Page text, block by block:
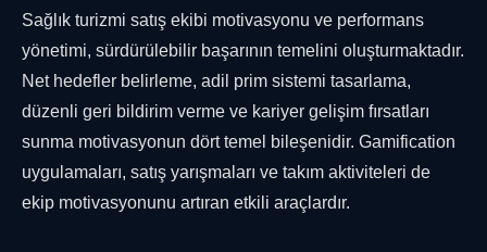
Sağlık turizmi satış ekibi motivasyonu ve performans
yönetimi, sürdürülebilir başarının temelini oluşturmaktadır.
Net hedefler belirleme, adil prim sistemi tasarlama,
düzenli geri bildirim verme ve kariyer gelişim fırsatları
sunma motivasyonun dört temel bileşenidir. Gamification
uygulamaları, satış yarışmaları ve takım aktiviteleri de
ekip motivasyonunu artıran etkili araçlardır.